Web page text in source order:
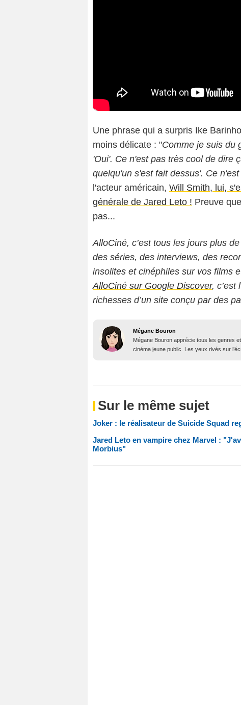
Une phrase qui a surpris Ike
moins délicate : "Comme je suis du
'Oui'. Ce n'est pas très cool de dire
quelqu'un s'est fait dessus'. Ce
l'acteur américain, Will Smith, lui,
générale de Jared Leto ! Preuve
pas...
AlloCiné, c’est tous les jours plus
des séries, des interviews, des
insolites et cinéphiles sur vos films
AlloCiné sur Google Discover, c’est
richesses d’un site conçu par des
Mégane Bouron
Mégane Bouron apprécie tous les genres
cinéma jeune public. Les yeux rivés sur
Sur le même sujet
Joker : le réalisateur de Suicide Squad
Jared Leto en vampire chez Marvel :
Morbius"